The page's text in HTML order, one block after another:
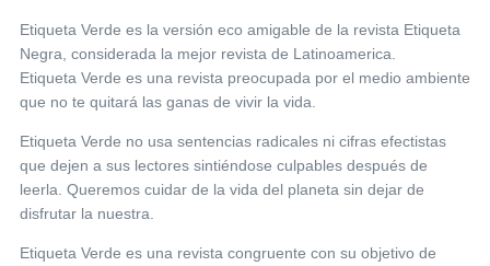
Etiqueta Verde es la versión eco amigable de la revista Etiqueta
Negra, considerada la mejor revista de Latinoamerica.
Etiqueta Verde es una revista preocupada por el medio ambiente
que no te quitará las ganas de vivir la vida.
Etiqueta Verde no usa sentencias radicales ni cifras efectistas
que dejen a sus lectores sintiéndose culpables después de
leerla. Queremos cuidar de la vida del planeta sin dejar de
disfrutar la nuestra.
Etiqueta Verde es una revista congruente con su objetivo de